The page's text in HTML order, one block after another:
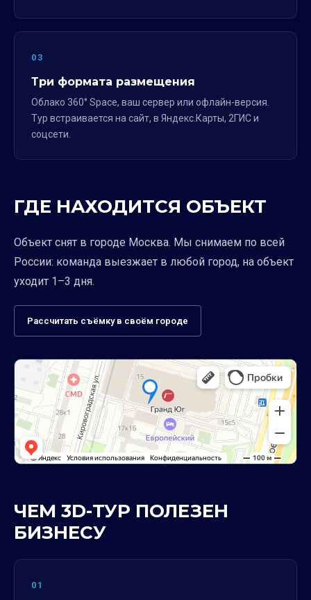
03
Три формата размещения
Облако 360° Space, ваш сервер или офлайн-версия.
Тур встраивается на сайт, в Яндекс.Карты, 2ГИС и
соцсети.
ГДЕ НАХОДИТСЯ ОБЪЕКТ
Объект снят в городе Москва. Мы снимаем по всей
России: команда выезжает в любой город, на объект
уходит 1–3 дня.
Рассчитать съёмку в своём городе
ЧЕМ 3D-ТУР ПОЛЕЗЕН
БИЗНЕСУ
01